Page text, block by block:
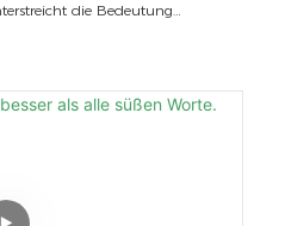
die Bedeutung